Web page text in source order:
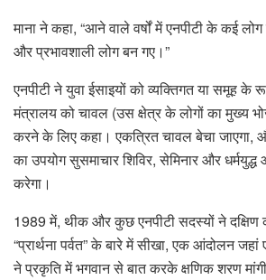
माना ने कहा, “आने वाले वर्षों में एनपीटी के कई लोग
और प्रभावशाली लोग बन गए।”
एनपीटी ने युवा ईसाइयों को व्यक्तिगत या समूह
मंत्रालय को चावल (उस क्षेत्र के लोगों का मुख्य
करने के लिए कहा। एकत्रित चावल बेचा जाएगा,
का उपयोग सुसमाचार शिविर, सेमिनार और
करेगा।
1989 में, थीक और कुछ एनपीटी सदस्यों ने दक्षिण
“प्रार्थना पर्वत” के बारे में सीखा, एक आंदोलन जहां
ने प्रकृति में भगवान से बात करके क्षणिक शरण